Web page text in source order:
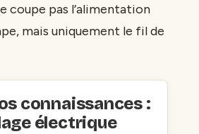
coupe pas l’alimentation
mais uniquement le fil de
connaissances :
électrique